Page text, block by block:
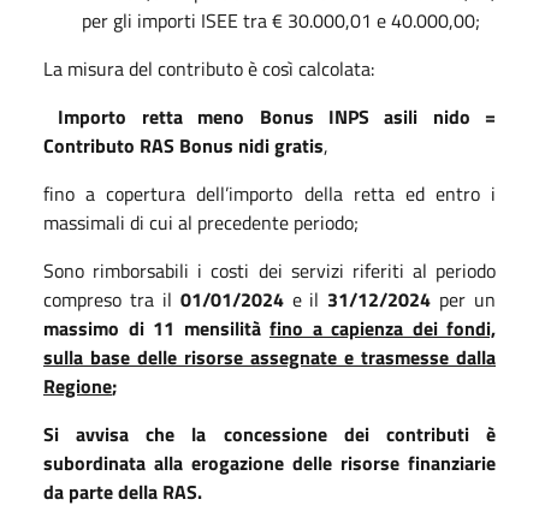
per gli importi ISEE tra € 30.000,01 e 40.000,00;
La misura del contributo è così calcolata:
Importo retta meno Bonus INPS asili nido =
Contributo RAS Bonus nidi gratis,
fino a copertura dell’importo della retta ed entro i
massimali di cui al precedente periodo;
Sono rimborsabili i costi dei servizi riferiti al periodo
compreso tra il 01/01/2024 e il 31/12/2024 per un
massimo di 11 mensilità fino a capienza dei fondi,
sulla base delle risorse assegnate e trasmesse dalla
Regione;
Si avvisa che la concessione dei contributi è
subordinata alla erogazione delle risorse finanziarie
da parte della RAS.